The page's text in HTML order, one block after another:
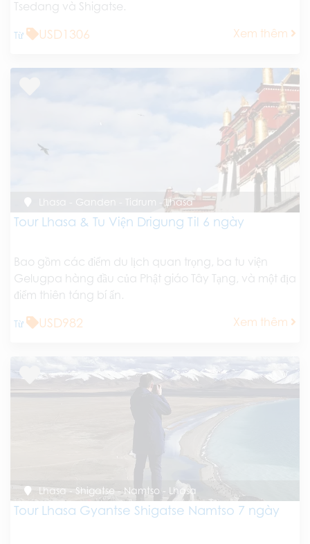
Tsedang và Shigatse.
Từ USD1306 Xem thêm
Lhasa - Ganden - Tidrum - Lhasa
Tour Lhasa & Tu Viện Drigung Til 6 ngày
Bao gồm các điểm du lịch quan trọng, ba tu viện
Gelugpa hàng đầu của Phật giáo Tây Tạng, và một địa
điểm thiên táng bí ẩn.
Từ USD982 Xem thêm
Lhasa - Shigatse - Namtso - Lhasa
Tour Lhasa Gyantse Shigatse Namtso 7 ngày